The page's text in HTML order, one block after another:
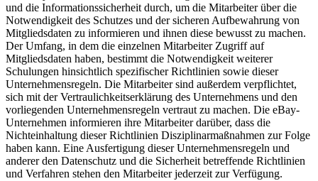
und die Informationssicherheit durch, um die Mitarbeiter über die
Notwendigkeit des Schutzes und der sicheren Aufbewahrung von
Mitgliedsdaten zu informieren und ihnen diese bewusst zu machen.
Der Umfang, in dem die einzelnen Mitarbeiter Zugriff auf
Mitgliedsdaten haben, bestimmt die Notwendigkeit weiterer
Schulungen hinsichtlich spezifischer Richtlinien sowie dieser
Unternehmensregeln. Die Mitarbeiter sind außerdem verpflichtet,
sich mit der Vertraulichkeitserklärung des Unternehmens und den
vorliegenden Unternehmensregeln vertraut zu machen. Die eBay-
Unternehmen informieren ihre Mitarbeiter darüber, dass die
Nichteinhaltung dieser Richtlinien Disziplinarmaßnahmen zur Folge
haben kann. Eine Ausfertigung dieser Unternehmensregeln und
anderer den Datenschutz und die Sicherheit betreffende Richtlinien
und Verfahren stehen den Mitarbeiter jederzeit zur Verfügung.